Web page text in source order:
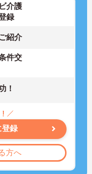
介護
録
紹介
件交
！
登録
方へ